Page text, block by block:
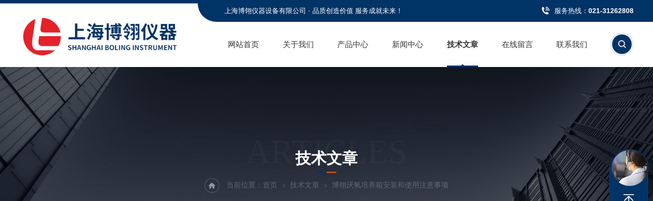
上海博翎仪器设备有限公司 · 品质创造价值 服务成就未来！ 服务热线： 021-31262808
网站首页 关于我们 产品中心 新闻中心 技术文章 在线留言 联系我们
ARTICLES
技术文章
当前位置： 首页 技术文章 博翎厌氧培养箱安装和使用注意事项